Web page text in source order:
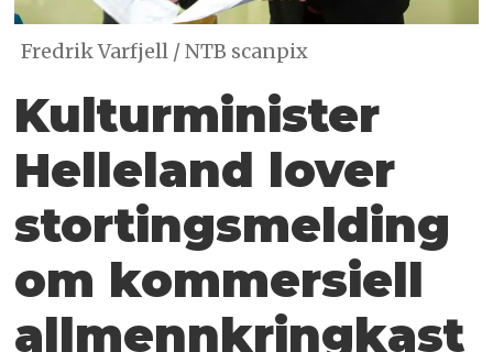
Fredrik Varfjell / NTB scanpix
Kulturminister
Helleland lover
stortingsmelding
om kommersiell
allmennkringkast